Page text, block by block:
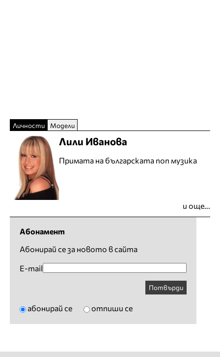
Личности Модели
Лили Иванова
Примата на българската поп музика
и още...
Абонамент
Абонирай се за новото в сайта
E-mail
Потвърди
абонирай се отпиши се